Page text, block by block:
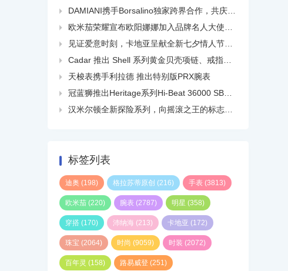

DAMIANI携手Borsalino独家跨界合作，共庆品牌百年华诞

欧米茄荣耀宣布欧阳娜娜加入品牌名人大使大家庭

见证爱意时刻，卡地亚呈献全新七夕情人节短片

Cadar 推出 Shell 系列黄金贝壳项链、戒指、耳环等

天梭表携手利拉德 推出特别版PRX腕表

冠蓝狮推出Heritage系列Hi-Beat 36000 SBGH345线上精品店独家白钢腕表

汉米尔顿全新探险系列，向摇滚之王的标志性热门单曲致敬
标签列表
迪奥 (198) 格拉苏蒂原创 (216) 手表 (3813)
欧米茄 (220) 腕表 (2787) 明星 (358)
穿搭 (170) 沛纳海 (213) 卡地亚 (172)
珠宝 (2064) 时尚 (9059) 时装 (2072)
百年灵 (158) 路易威登 (251)